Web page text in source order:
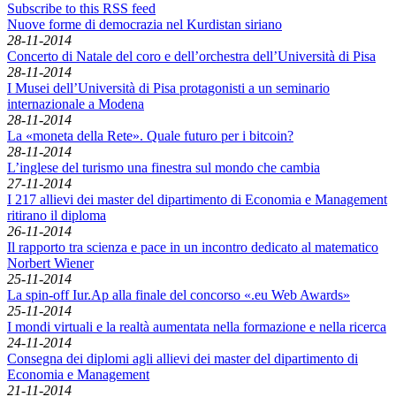
Subscribe to this RSS feed
Nuove forme di democrazia nel Kurdistan siriano
28-11-2014
Concerto di Natale del coro e dell’orchestra dell’Università di Pisa
28-11-2014
I Musei dell’Università di Pisa protagonisti a un seminario
internazionale a Modena
28-11-2014
La «moneta della Rete». Quale futuro per i bitcoin?
28-11-2014
L’inglese del turismo una finestra sul mondo che cambia
27-11-2014
I 217 allievi dei master del dipartimento di Economia e Management
ritirano il diploma
26-11-2014
Il rapporto tra scienza e pace in un incontro dedicato al matematico
Norbert Wiener
25-11-2014
La spin-off Iur.Ap alla finale del concorso «.eu Web Awards»
25-11-2014
I mondi virtuali e la realtà aumentata nella formazione e nella ricerca
24-11-2014
Consegna dei diplomi agli allievi dei master del dipartimento di
Economia e Management
21-11-2014